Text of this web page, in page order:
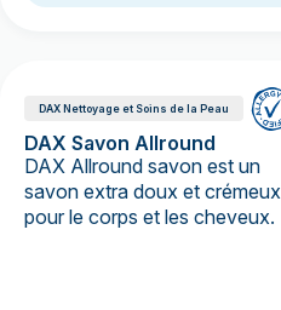
DAX Nettoyage et Soins de la Peau
DAX Savon Allround
DAX Allround savon est un
savon extra doux et crémeux
pour le corps et les cheveux.